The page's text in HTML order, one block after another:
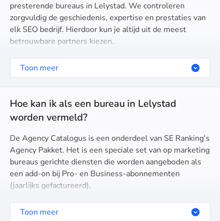
presterende bureaus in Lelystad. We controleren
zorgvuldig de geschiedenis, expertise en prestaties van
elk SEO bedrijf. Hierdoor kun je altijd uit de meest
betrouwbare partners kiezen.
Toon meer
Hoe kan ik als een bureau in Lelystad
worden vermeld?
De Agency Catalogus is een onderdeel van SE Ranking's
Agency Pakket. Het is een speciale set van op marketing
bureaus gerichte diensten die worden aangeboden als
een add-on bij Pro- en Business-abonnementen
(jaarlijks gefactureerd).
Toon meer